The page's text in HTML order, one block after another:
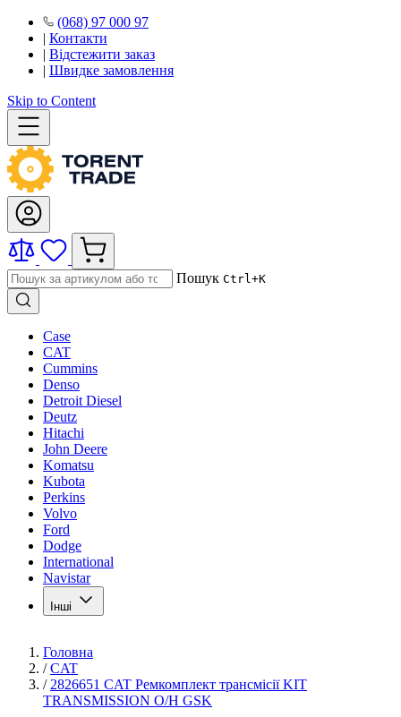
(068) 97 000 97
| Контакти
| Відстежити заказ
| Швидке замовлення
Skip to Content
Пошук Ctrl+K
Case
CAT
Cummins
Denso
Detroit Diesel
Deutz
Hitachi
John Deere
Komatsu
Kubota
Perkins
Volvo
Ford
Dodge
International
Navistar
Інші
Головна
/ CAT
/ 2826651 CAT Ремкомплект трансмісії KIT
TRANSMISSION O/H GSK